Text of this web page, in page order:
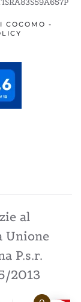
COCOMO -
al
Unione
P.s.r.
2013